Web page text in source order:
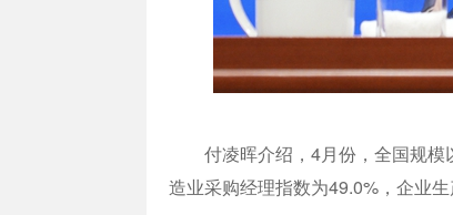
付凌晖介绍，4月份，全国规
造业采购经理指数为49.0%，企业